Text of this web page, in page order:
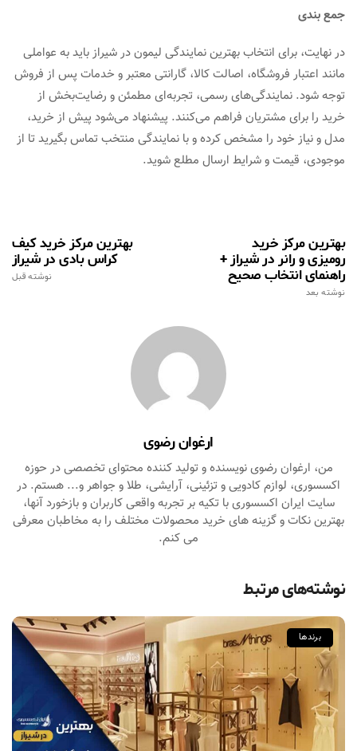
جمع بندی
در نهایت، برای انتخاب بهترین نمایندگی لیمون در شیراز باید به عواملی
مانند اعتبار فروشگاه، اصالت کالا، گارانتی معتبر و خدمات پس از فروش
توجه شود. نمایندگی‌های رسمی، تجربه‌ای مطمئن و رضایت‌بخش از
خرید را برای مشتریان فراهم می‌کنند. پیشنهاد می‌شود پیش از خرید،
مدل و نیاز خود را مشخص کرده و با نمایندگی منتخب تماس بگیرید تا از
موجودی، قیمت و شرایط ارسال مطلع شوید.
بهترین مرکز خرید کیف
کراس بادی در شیراز
نوشته قبل
بهترین مرکز خرید
رومیزی و رانر در شیراز +
راهنمای انتخاب صحیح
نوشته بعد
ارغوان رضوی
من، ارغوان رضوی نویسنده و تولید کننده محتوای تخصصی در حوزه
اکسسوری، لوازم کادویی و تزئینی، آرایشی، طلا و جواهر و... هستم. در
سایت ایران اکسسوری با تکیه بر تجربه واقعی کاربران و بازخورد آنها،
بهترین نکات و گزینه های خرید محصولات مختلف را به مخاطبان معرفی
می کنم.
نوشته‌های مرتبط
برندها